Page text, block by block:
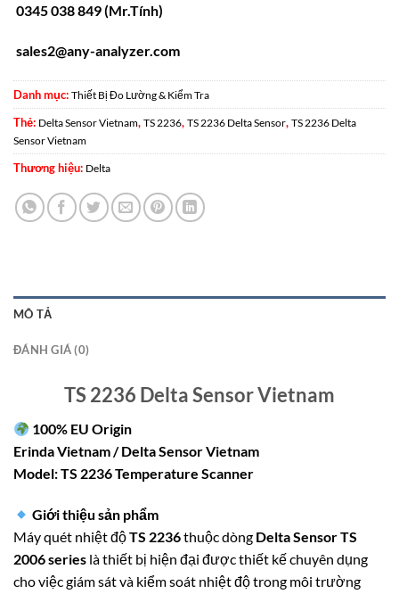
0345 038 849 (Mr.Tính)
sales2@any-analyzer.com
Danh mục: Thiết Bị Đo Lường & Kiểm Tra
Thẻ: Delta Sensor Vietnam, TS 2236, TS 2236 Delta Sensor, TS 2236 Delta
Sensor Vietnam
Thương hiệu: Delta
MÔ TẢ
ĐÁNH GIÁ (0)
TS 2236 Delta Sensor Vietnam
100% EU Origin
Erinda Vietnam / Delta Sensor Vietnam
Model: TS 2236 Temperature Scanner
Giới thiệu sản phẩm
Máy quét nhiệt độTS 2236thuộc dòng Delta Sensor TS
2006 series là thiết bị hiện đại được thiết kế chuyên dụng
cho việc giám sát và kiểm soát nhiệt độ trong môi trường